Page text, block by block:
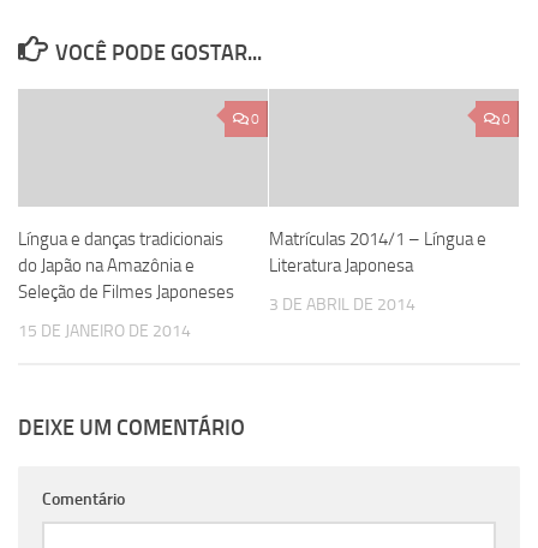
VOCÊ PODE GOSTAR...
0
Língua e danças tradicionais
do Japão na Amazônia e
Seleção de Filmes Japoneses
15 DE JANEIRO DE 2014
0
Matrículas 2014/1 – Língua e
Literatura Japonesa
3 DE ABRIL DE 2014
DEIXE UM COMENTÁRIO
Comentário